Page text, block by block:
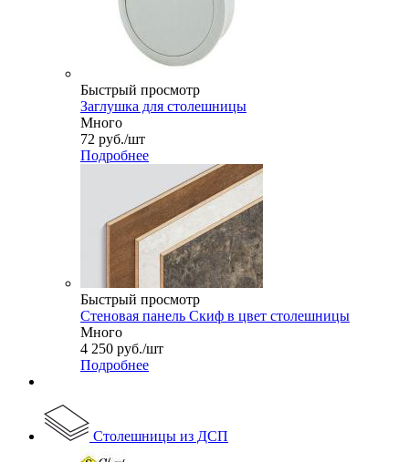
Быстрый просмотр
Заглушка для столешницы
Много
72 руб./шт
Подробнее
Быстрый просмотр
Стеновая панель Скиф в цвет столешницы
Много
4 250 руб./шт
Подробнее
Столешницы из ДСП